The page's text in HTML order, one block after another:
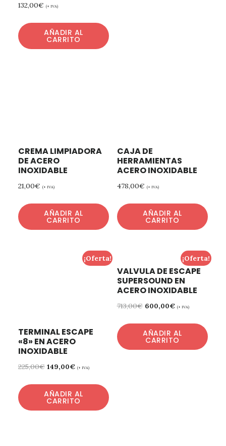
132,00€ (+ IVA)
AÑADIR AL
CARRITO
CREMA LIMPIADORA
DE ACERO
INOXIDABLE
21,00€ (+ IVA)
AÑADIR AL
CARRITO
CAJA DE
HERRAMIENTAS
ACERO INOXIDABLE
478,00€ (+ IVA)
AÑADIR AL
CARRITO
¡Oferta!
TERMINAL ESCAPE
«8» EN ACERO
INOXIDABLE
225,00€ 149,00€ (+ IVA)
AÑADIR AL
CARRITO
¡Oferta!
VALVULA DE ESCAPE
SUPERSOUND EN
ACERO INOXIDABLE
713,00€ 600,00€ (+ IVA)
AÑADIR AL
CARRITO